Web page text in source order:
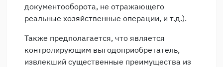
документооборота, не отражающего
реальные хозяйственные операции, и т.д.).
Также предполагается, что является
контролирующим выгодоприобретатель,
извлекший существенные преимущества из